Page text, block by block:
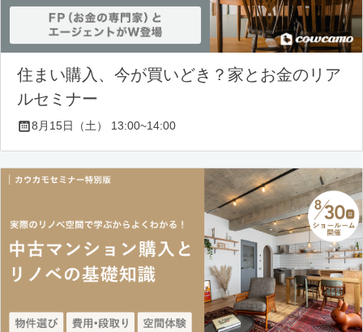
住まい購入、今が買いどき？家とお金のリア
ルセミナー
8月15日（土） 13:00~14:00